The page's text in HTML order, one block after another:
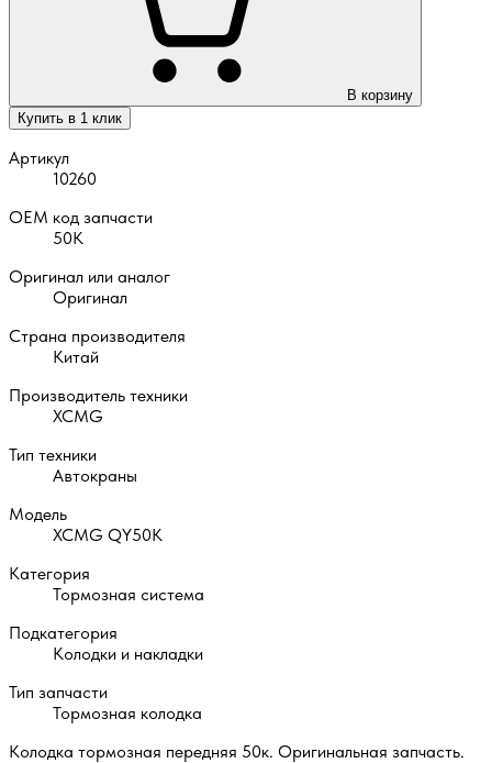
В корзину
Купить в 1 клик
Артикул
10260
OEM код запчасти
50К
Оригинал или аналог
Оригинал
Страна производителя
Китай
Производитель техники
XCMG
Тип техники
Автокраны
Модель
XCMG QY50K
Категория
Тормозная система
Подкатегория
Колодки и накладки
Тип запчасти
Тормозная колодка
Колодка тормозная передняя 50к. Оригинальная запчасть.